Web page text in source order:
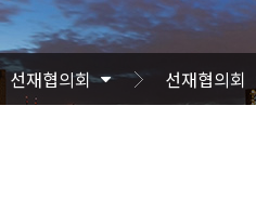
공지/자료
기술자문
사진/영상
선재협의회 선재협의회